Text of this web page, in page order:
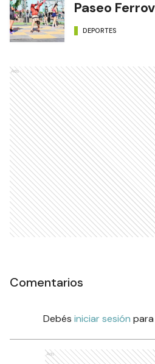
Paseo
DEPORTES
Ads
Comentarios
Debés iniciar sesión
Ads